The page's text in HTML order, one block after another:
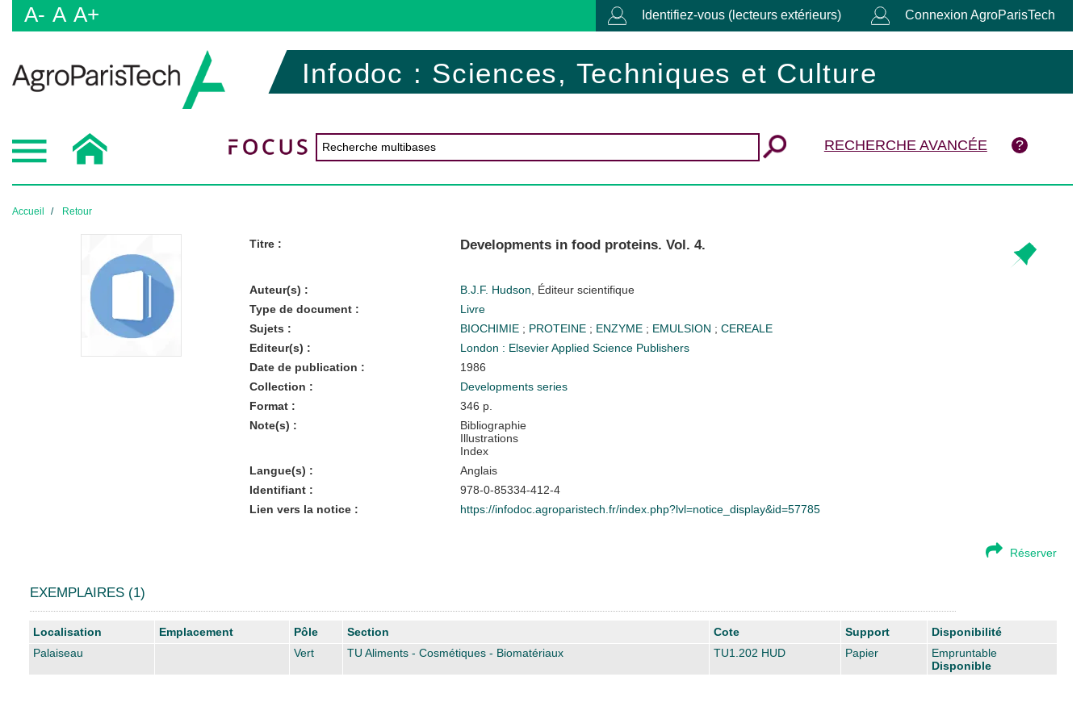
A- A A+ Identifiez-vous (lecteurs extérieurs) Connexion AgroParisTech
Infodoc : Sciences, Techniques et Culture
RECHERCHE AVANCÉE
Accueil Retour
Titre : Developments in food proteins. Vol. 4.
Auteur(s) : B.J.F. Hudson , Éditeur scientifique
Type de document :
Livre
Sujets :
BIOCHIMIE ; PROTEINE ; ENZYME ; EMULSION ; CEREALE
Editeur(s) :
London : Elsevier Applied Science Publishers
Date de publication :
1986
Collection :
Developments series
Format :
346 p.
Note(s) :
Bibliographie
Illustrations
Index
Langue(s) :
Anglais
Identifiant :
978-0-85334-412-4
Lien vers la notice :
https://infodoc.agroparistech.fr/index.php?lvl=notice_display&id=57785
Réserver
EXEMPLAIRES (1)
Liste des exemplaires
Localisation Emplacement Pôle Section Cote Support
Disponibilité
Palaiseau
Vert TU Aliments - Cosmétiques - Biomatériaux TU1.202 HUD Papier
Empruntable
Disponible